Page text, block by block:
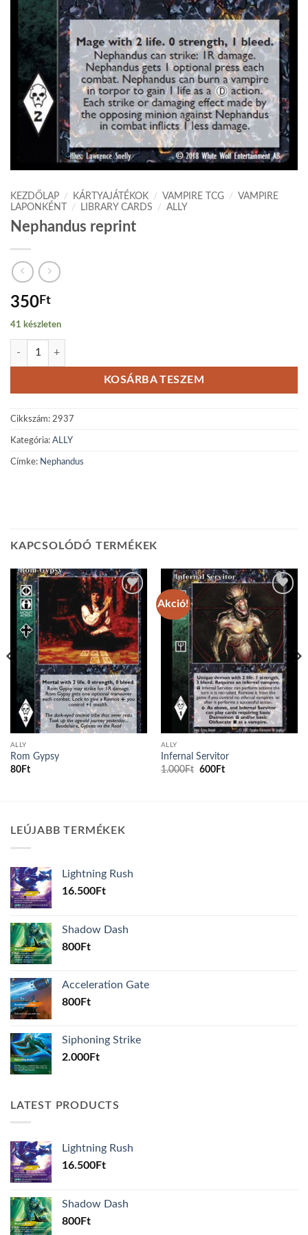
KEZDŐLAP / KÁRTYAJÁTÉKOK / VAMPIRE TCG / VAMPIRE
LAPONKÉNT
/ LIBRARY CARDS / ALLY
Nephandus reprint
350Ft
41 készleten
Nephandus reprint mennyiség
KOSÁRBA TESZEM
Cikkszám: 2937
Kategória: ALLY
Címke: Nephandus
KAPCSOLÓDÓ TERMÉKEK
Add to
wishlist
ALLY
Rom Gypsy
80Ft
Akció!
Add to
wishlist
ALLY
Infernal Servitor
1.000Ft Original
600FtCurrent
LEÚJABB TERMÉKEK
Lightning Rush
16.500Ft
Shadow Dash
800Ft
Acceleration Gate
800Ft
Siphoning Strike
2.000Ft
LATEST PRODUCTS
Lightning Rush
16.500Ft
Shadow Dash
800Ft